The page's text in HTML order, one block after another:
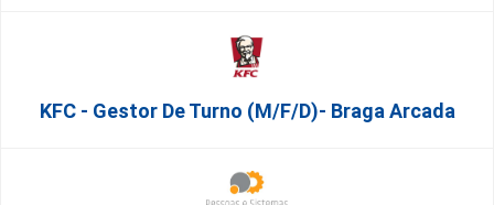
KFC - Gestor De Turno (m/f/d)- Braga Arcada